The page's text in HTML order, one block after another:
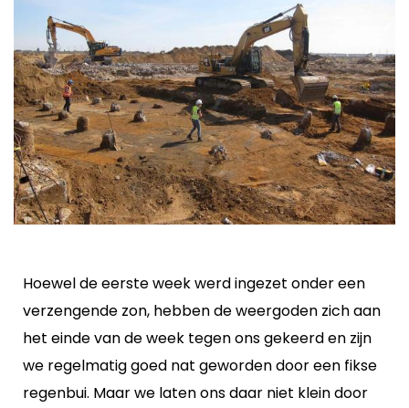
Hoewel de eerste week werd ingezet onder een
verzengende zon, hebben de weergoden zich aan
het einde van de week tegen ons gekeerd en zijn
we regelmatig goed nat geworden door een fikse
regenbui. Maar we laten ons daar niet klein door